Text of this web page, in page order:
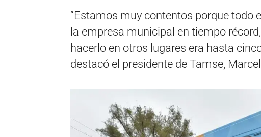
“Estamos muy contentos porque todo
la empresa municipal en tiempo
hacerlo en otros lugares era hasta
destacó el presidente de Tamse,